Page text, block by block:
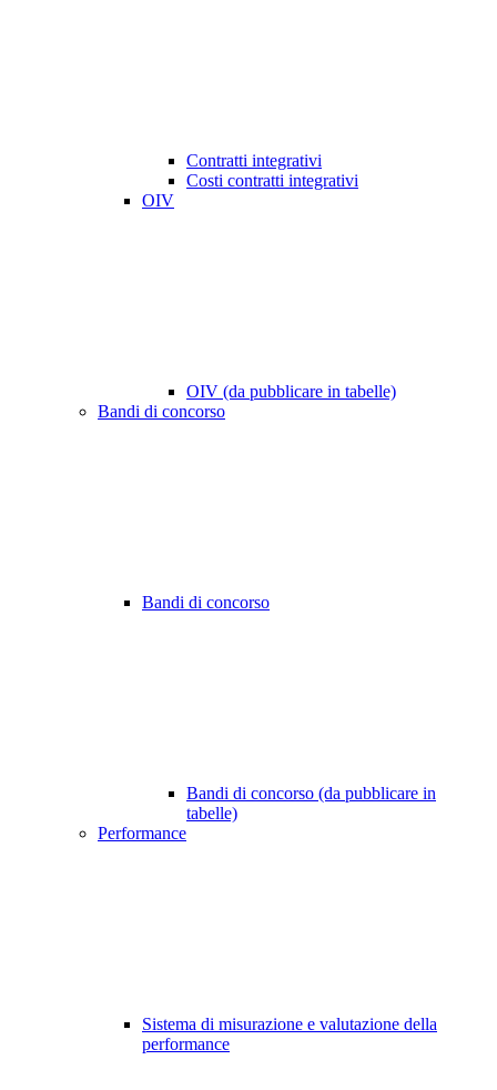
Contratti integrativi
Costi contratti integrativi
OIV
OIV (da pubblicare in tabelle)
Bandi di concorso
Bandi di concorso
Bandi di concorso (da pubblicare in
tabelle)
Performance
Sistema di misurazione e valutazione della
performance